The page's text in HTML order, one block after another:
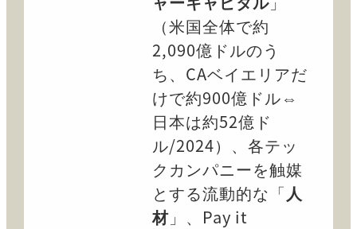
（米国全体で約
2,090億ドルのう
ち、CAベイエリアだ
けで約900億ドル⇔
日本は約52億ド
ル/2024）、各テッ
クカンパニーを触媒
とする流動的な「人
材」、Pay it